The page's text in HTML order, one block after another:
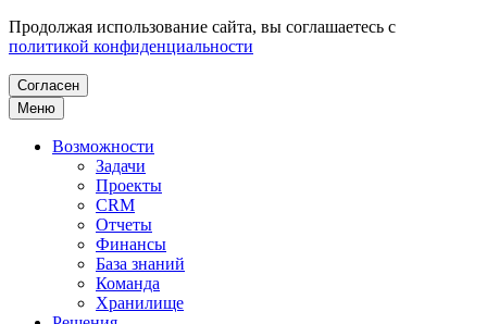
Продолжая использование сайта, вы соглашаетесь с
политикой конфиденциальности
Согласен
Меню
Возможности
Задачи
Проекты
CRM
Отчеты
Финансы
База знаний
Команда
Хранилище